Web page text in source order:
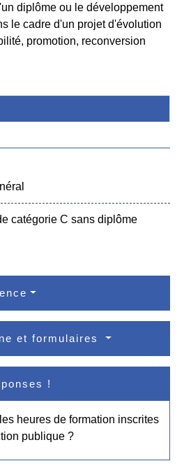
diplôme ou le développement
le cadre d'un projet d'évolution
promotion, reconversion
catégorie C sans diplôme
et formulaires
!
heures de formation inscrites
publique ?